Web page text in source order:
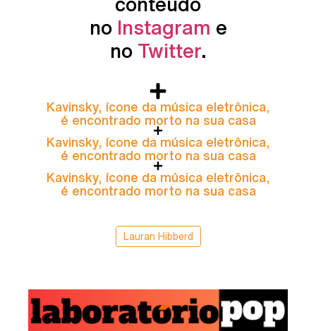
no Instagram e
no Twitter.
Kavinsky, ícone da música eletrônica,
é encontrado morto na sua casa
Kavinsky, ícone da música eletrônica,
é encontrado morto na sua casa
Kavinsky, ícone da música eletrônica,
é encontrado morto na sua casa
Lauran Hibberd